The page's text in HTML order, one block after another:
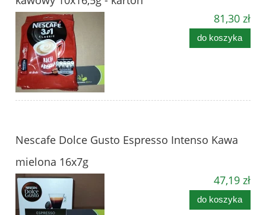
81,30 zł
do koszyka
Nescafe Dolce Gusto Espresso Intenso Kawa
mielona 16x7g
47,19 zł
do koszyka